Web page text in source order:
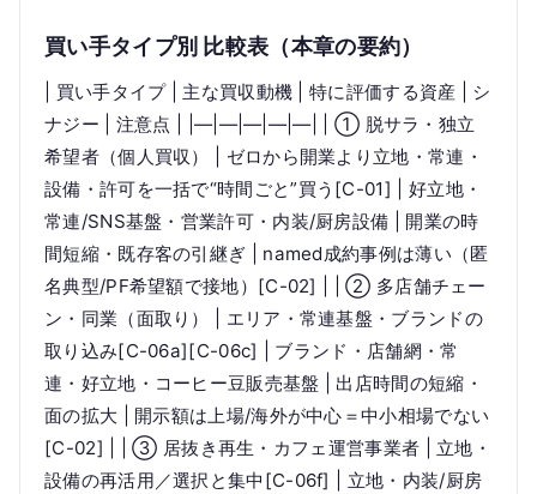
買い手タイプ別 比較表（本章の要約）
| 買い手タイプ | 主な買収動機 | 特に評価する資産 | シ
ナジー | 注意点 | |—|—|—|—|—| | ① 脱サラ・独立
希望者（個人買収） | ゼロから開業より立地・常連・
設備・許可を一括で“時間ごと”買う[C-01] | 好立地・
常連/SNS基盤・営業許可・内装/厨房設備 | 開業の時
間短縮・既存客の引継ぎ | named成約事例は薄い（匿
名典型/PF希望額で接地）[C-02] | | ② 多店舗チェー
ン・同業（面取り） | エリア・常連基盤・ブランドの
取り込み[C-06a][C-06c] | ブランド・店舗網・常
連・好立地・コーヒー豆販売基盤 | 出店時間の短縮・
面の拡大 | 開示額は上場/海外が中心＝中小相場でない
[C-02] | | ③ 居抜き再生・カフェ運営事業者 | 立地・
設備の再活用／選択と集中[C-06f] | 立地・内装/厨房